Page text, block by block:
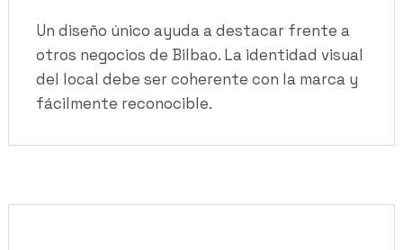
Un diseño único ayuda a destacar frente a
otros negocios de Bilbao. La identidad visual
del local debe ser coherente con la marca y
fácilmente reconocible.